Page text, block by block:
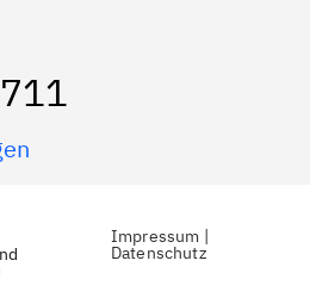
Impressum |
Datenschutz